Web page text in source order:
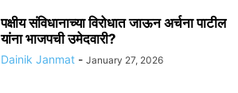
पक्षीय संविधानाच्या विरोधात जाऊन अर्चना पाटील
यांना भाजपची उमेदवारी?
Dainik Janmat - January 27, 2026